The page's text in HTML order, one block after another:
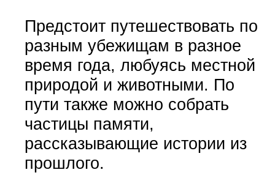
Предстоит путешествовать по
разным убежищам в разное
время года, любуясь местной
природой и животными. По
пути также можно собрать
частицы памяти,
рассказывающие истории из
прошлого.